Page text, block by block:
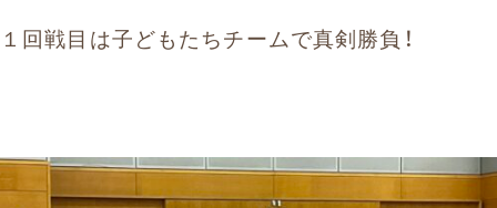
１回戦目は子どもたちチームで真剣勝負！